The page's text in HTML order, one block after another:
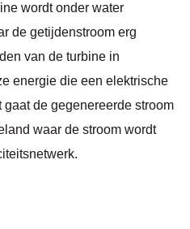
wordt onder water
de getijdenstroom erg
van de turbine in
energie die een elektrische
de gegenereerde stroom
waar de stroom wordt